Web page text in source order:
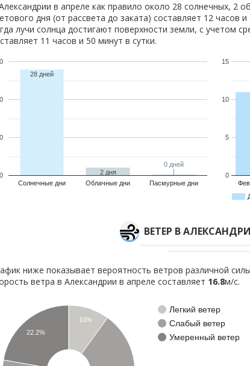
в апреле как правило около 28 солнечных, 2
дня (от рассвета до заката) составляет 12 часов
лучи солнца достигают поверхности земли, с учетом
11 часов и 50 минут в сутки.
Солнечные дни Облачные дни Пасмурные дни
0
28 дней
2 дня
0 дней
0 дней
0
5
10
15
ВЕТЕР В
ниже показывает вероятность ветров различной
ветра в Александрии в апреле составляет 16.8м/с.
Легкий ветер
Слабый ветер
Умеренный ветер
10%
22.2%